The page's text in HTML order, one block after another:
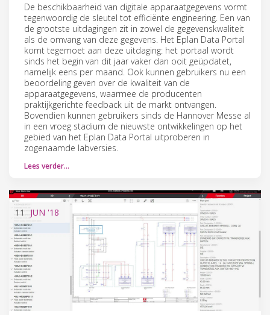
De beschikbaarheid van digitale apparaatgegevens vormt
tegenwoordig de sleutel tot efficiënte engineering. Een van
de grootste uitdagingen zit in zowel de gegevenskwaliteit
als de omvang van deze gegevens. Het Eplan Data Portal
komt tegemoet aan deze uitdaging: het portaal wordt
sinds het begin van dit jaar vaker dan ooit geüpdatet,
namelijk eens per maand. Ook kunnen gebruikers nu een
beoordeling geven over de kwaliteit van de
apparaatgegevens, waarmee de producenten
praktijkgerichte feedback uit de markt ontvangen.
Bovendien kunnen gebruikers sinds de Hannover Messe al
in een vroeg stadium de nieuwste ontwikkelingen op het
gebied van het Eplan Data Portal uitproberen in
zogenaamde labversies.
Lees verder…
11 JUN '18